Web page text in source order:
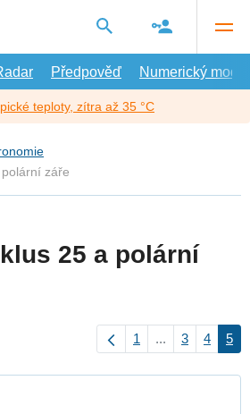
Předpověď Numerický model
teploty, zítra až 35 °C
záře
25 a polární
1 ... 3 4 5